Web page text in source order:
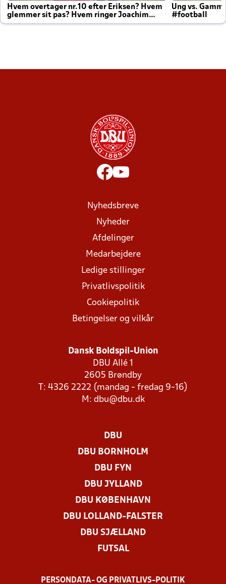
Hvem overtager nr.10 efter Eriksen? Hvem
glemmer sit pas? Hvem ringer Joachim
altid til efter kampe?
Ung vs.
#football
Nyhedsbreve
Nyheder
Afdelinger
Medarbejdere
Ledige stillinger
Privatlivspolitik
Cookiepolitik
Betingelser og vilkår
Dansk Boldspil-Union
DBU Allé 1
2605 Brøndby
T: 4326 2222 (mandag - fredag 9-16)
M: dbu@dbu.dk
DBU
DBU BORNHOLM
DBU FYN
DBU JYLLAND
DBU KØBENHAVN
DBU LOLLAND-FALSTER
DBU SJÆLLAND
FUTSAL
PERSONDATA- OG PRIVATLIVS-POLITIK